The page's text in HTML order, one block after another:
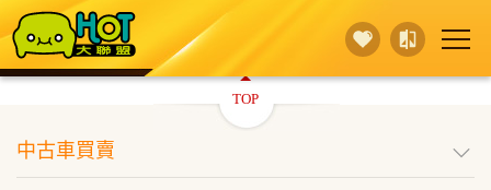
賣 車
行銷活動 據點查詢 HOT保障
TOP
中古車買賣